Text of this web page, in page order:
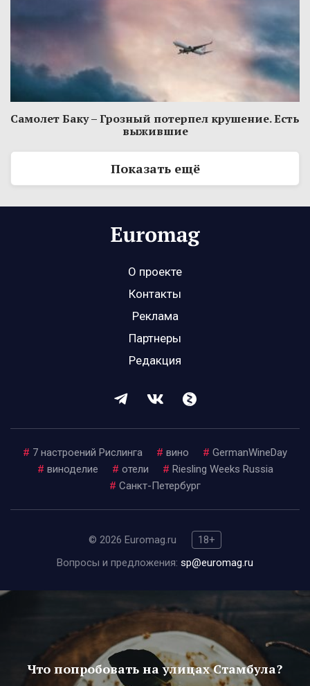
Самолет Баку – Грозный потерпел крушение. Есть
выжившие
Показать ещё
О проекте
Контакты
Реклама
Партнеры
Редакция
# 7 настроений Рислинга # вино # GermanWineDay
# виноделие # отели # Riesling Weeks Russia
# Санкт-Петербург
© 2026 Euromag.ru
18+
Вопросы и предложения: sp@euromag.ru
Что попробовать на улицах Стамбула?